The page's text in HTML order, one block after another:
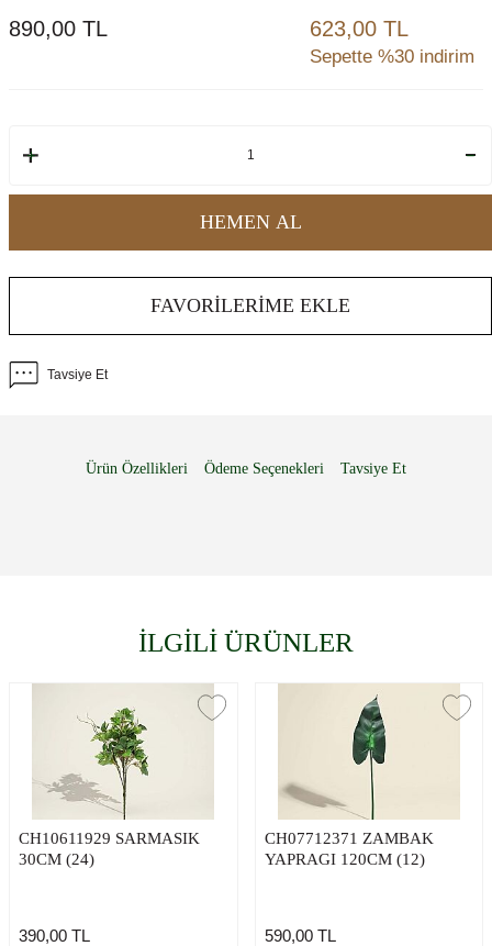
890,00 TL 623,00 TL
Sepette %30 indirim
HEMEN AL
FAVORILERIME EKLE
Tavsiye Et
Ürün Özellikleri Ödeme Seçenekleri Tavsiye Et
İLGİLİ ÜRÜNLER
CH10611929 SARMASIK
30CM (24)
390,00 TL
CH07712371 ZAMBAK
YAPRAGI 120CM (12)
590,00TL